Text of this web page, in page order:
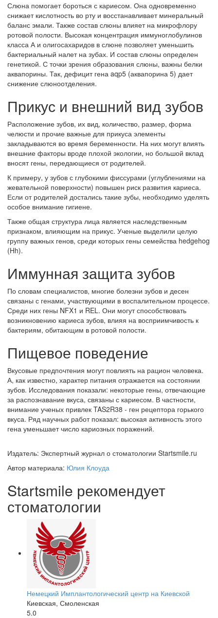
Слюна помогает бороться с кариесом. Она одновременно
снижает кислотность во рту и восстанавливает минеральный
баланс эмали. Также состав слюны влияет на микрофлору
ротовой полости. Высокая концентрация иммуноглобулинов
класса А и олигосахаридов в слюне позволяет уменьшить
бактериальный налет на зубах. И состав слюны определен
генетикой. С точки зрения образования слюны, важны белки
аквапорины. Так, дефицит гена aqp5 (аквапорина 5) дает
снижение слюноотделения.
Прикус и внешний вид зубов
Расположение зубов, их вид, количество, размер, форма
челюсти и прочие важные для прикуса элементы
закладываются во время беременности. На них могут влиять
внешние факторы вроде плохой экологии, но большой вклад
вносят гены, передающиеся от родителей.
К примеру, у зубов с глубокими фиссурами (углублениями на
жевательной поверхности) повышен риск развития кариеса.
Если от родителей достались такие зубы, необходимо уделять
особое внимание гигиене.
Также общая структура лица является наследственным
признаком, влияющим на прикус. Ученые выделили целую
группу важных генов, среди которых гены семейства hedgehog
(Hh).
Иммунная защита зубов
По словам специалистов, многие болезни зубов и десен
связаны с генами, участвующими в воспалительном процессе.
Среди них гены NFX1 и REL. Они могут способствовать
возникновению кариеса зубов, влияя на восприимчивость к
бактериям, обитающим в ротовой полости.
Пищевое поведение
Вкусовые предпочтения могут повлиять на рацион человека.
А, как известно, характер питания отражается на состоянии
зубов. Исследования показали: некоторые гены, отвечающие
за распознавание вкуса, связаны с кариесом. В частности,
внимание ученых привлек TAS2R38 - ген рецептора горького
вкуса. Ряд научных работ показал: высокая активность этого
гена уменьшает число кариозных поражений.
Издатель: Экспертный журнал о стоматологии Startsmile.ru
Автор материала: Юлия Клоуда
Startsmile рекомендует
стоматологии
Немецкий Имплантологический центр на Киевской
Киевская, Смоленская
5.0